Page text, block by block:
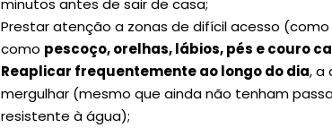
minutos antes de sair de casa;
Prestar atenção a zonas de difícil acesso
como pescoço, orelhas, lábios, pés e couro
Reaplicar frequentemente ao longo do dia, a
mergulhar (mesmo que ainda não tenham
resistente à água);